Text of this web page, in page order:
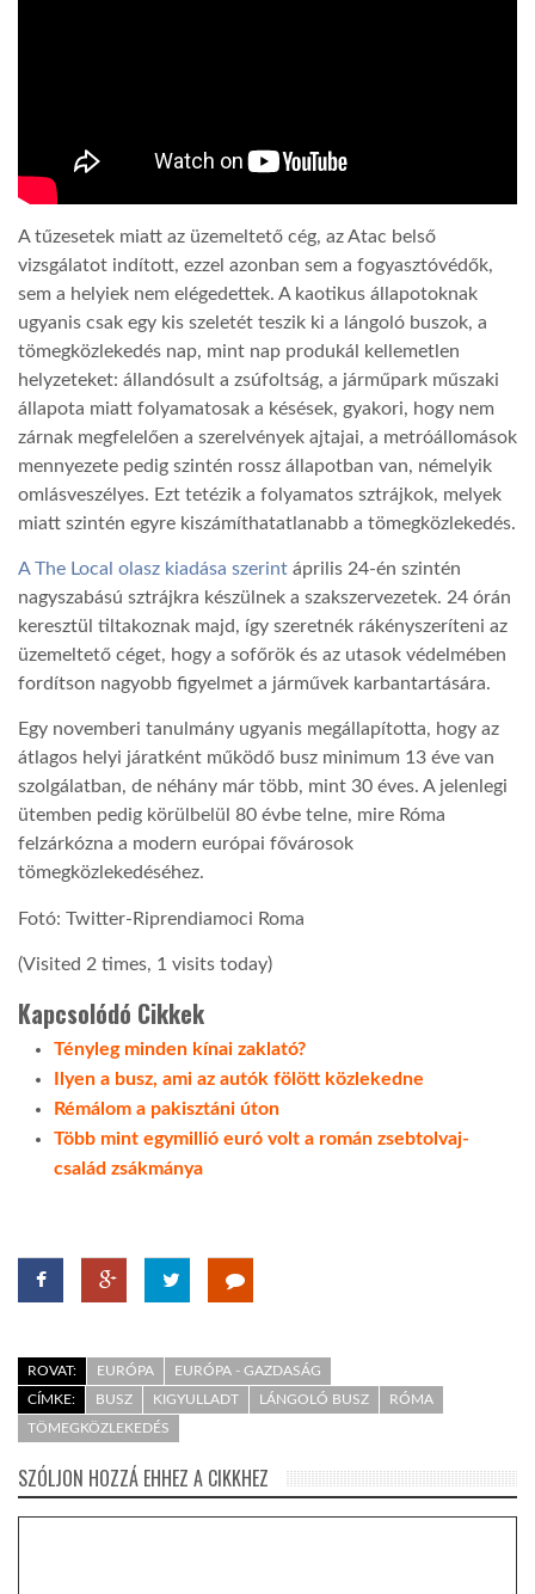
A tűzesetek miatt az üzemeltető cég, az Atac belső
vizsgálatot indított, ezzel azonban sem a fogyasztóvédők,
sem a helyiek nem elégedettek. A kaotikus állapotoknak
ugyanis csak egy kis szeletét teszik ki a lángoló buszok, a
tömegközlekedés nap, mint nap produkál kellemetlen
helyzeteket: állandósult a zsúfoltság, a járműpark műszaki
állapota miatt folyamatosak a késések, gyakori, hogy nem
zárnak megfelelően a szerelvények ajtajai, a metróállomások
mennyezete pedig szintén rossz állapotban van, némelyik
omlásveszélyes. Ezt tetézik a folyamatos sztrájkok, melyek
miatt szintén egyre kiszámíthatatlanabb a tömegközlekedés.
A The Local olasz kiadása szerint április 24-én szintén
nagyszabású sztrájkra készülnek a szakszervezetek. 24 órán
keresztül tiltakoznak majd, így szeretnék rákényszeríteni az
üzemeltető céget, hogy a sofőrök és az utasok védelmében
fordítson nagyobb figyelmet a járművek karbantartására.
Egy novemberi tanulmány ugyanis megállapította, hogy az
átlagos helyi járatként működő busz minimum 13 éve van
szolgálatban, de néhány már több, mint 30 éves. A jelenlegi
ütemben pedig körülbelül 80 évbe telne, mire Róma
felzárkózna a modern európai fővárosok
tömegközlekedéséhez.
Fotó: Twitter-Riprendiamoci Roma
(Visited 2 times, 1 visits today)
Kapcsolódó Cikkek
Tényleg minden kínai zaklató?
Ilyen a busz, ami az autók fölött közlekedne
Rémálom a pakisztáni úton
Több mint egymillió euró volt a román zsebtolvaj-
család zsákmánya
ROVAT: EURÓPA
EURÓPA - GAZDASÁG
CÍMKE:
BUSZ KIGYULLADT LÁNGOLÓ BUSZ
RÓMA
TÖMEGKÖZLEKEDÉS
SZÓLJON HOZZÁ EHHEZ A CIKKHEZ